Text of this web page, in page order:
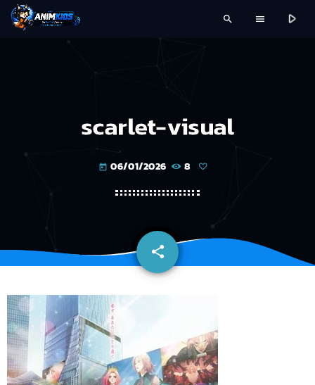
search menu play_arrow
scarlet-visual
today 06/01/2026 8
share
email